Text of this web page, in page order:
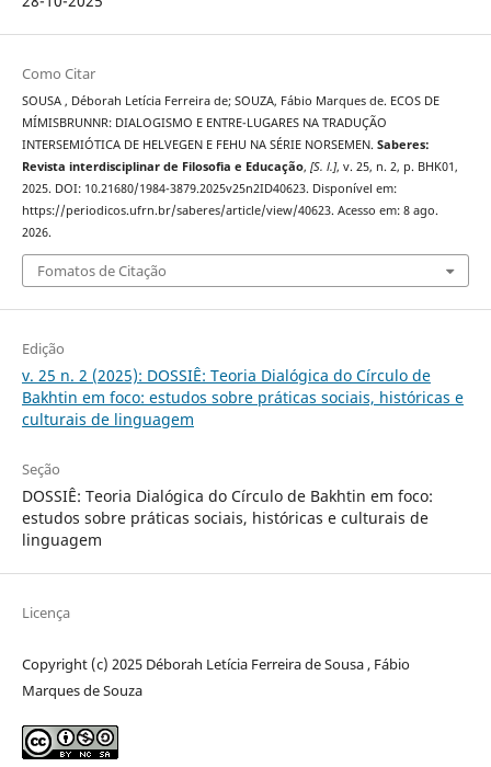
Como Citar
SOUSA , Déborah Letícia Ferreira de; SOUZA, Fábio Marques de. ECOS DE
MÍMISBRUNNR: DIALOGISMO E ENTRE-LUGARES NA TRADUÇÃO
INTERSEMIÓTICA DE HELVEGEN E FEHU NA SÉRIE NORSEMEN. Saberes:
Revista interdisciplinar de Filosofia e Educação, [S. l.], v. 25, n. 2, p. BHK01,
2025. DOI: 10.21680/1984-3879.2025v25n2ID40623. Disponível em:
https://periodicos.ufrn.br/saberes/article/view/40623. Acesso em: 8 ago.
2026.
Fomatos de Citação
Edição
v. 25 n. 2 (2025): DOSSIÊ: Teoria Dialógica do Círculo de
Bakhtin em foco: estudos sobre práticas sociais, históricas e
culturais de linguagem
Seção
DOSSIÊ: Teoria Dialógica do Círculo de Bakhtin em foco:
estudos sobre práticas sociais, históricas e culturais de
linguagem
Licença
Copyright (c) 2025 Déborah Letícia Ferreira de Sousa , Fábio
Marques de Souza